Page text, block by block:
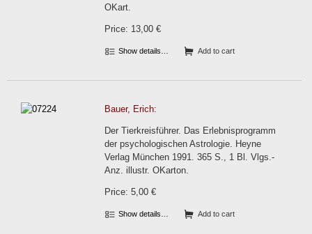
OKart.
Price: 13,00 €
Show details… Add to cart
Bauer, Erich:
Der Tierkreisführer. Das Erlebnisprogramm
der psychologischen Astrologie. Heyne
Verlag München 1991. 365 S., 1 Bl. Vlgs.-
Anz. illustr. OKarton.
Price: 5,00 €
Show details… Add to cart